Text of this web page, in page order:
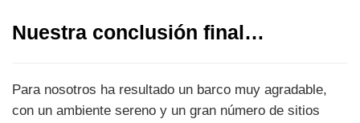
Nuestra conclusión final…
Para nosotros ha resultado un barco muy agradable,
con un ambiente sereno y un gran número de sitios